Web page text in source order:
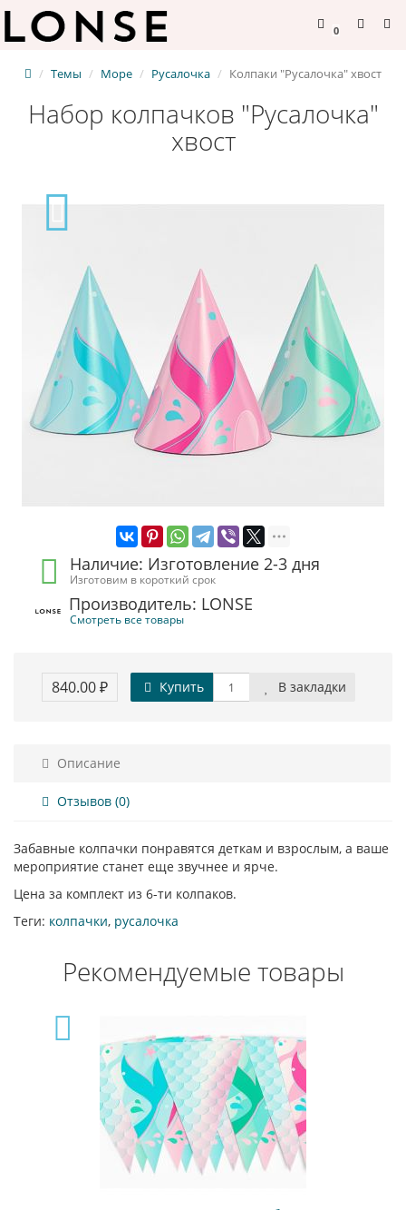
0
Темы Море Русалочка Колпаки "Русалочка" хвост
Набор колпачков "Русалочка"
хвост
Наличие: Изготовление 2-3 дня
Изготовим в короткий срок
Производитель: LONSE
Смотреть все товары
840.00 ₽ Купить В закладки
Описание
Отзывов (0)
Забавные колпачки понравятся деткам и взрослым, а ваше
мероприятие станет еще звучнее и ярче.
Цена за комплект из 6-ти колпаков.
Теги: колпачки, русалочка
Рекомендуемые товары